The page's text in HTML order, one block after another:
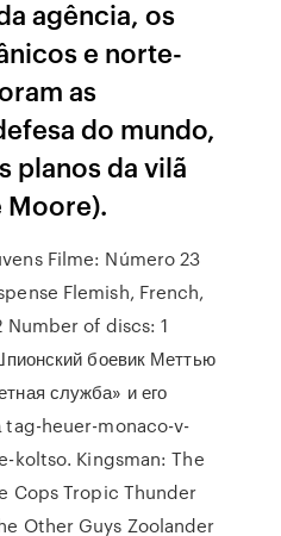
agência, os
e norte-
as
do mundo,
planos da vilã
Moore).
Filme: Número 23
Flemish, French,
of discs: 1
боевик Меттью
служба» и его
tag-heuer-monaco-v-
koltso. Kingsman: The
Cops Tropic Thunder
Other Guys Zoolander